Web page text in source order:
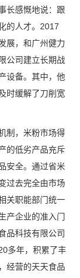
长感慨地说：跟
的人才。2017
展，和广州健力
公司建立长期战
设备。其中，他
时缓解了刀削宽
制，米粉市场得
的低劣产品充斥
安全。通过省米
过去完全由市场
关职能部门统一
产企业的准入门
品科技有限公司
多年，积累了丰
经营的天天食品